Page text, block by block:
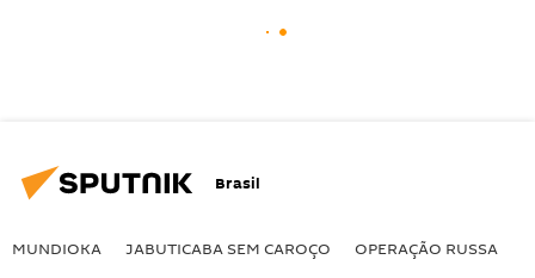
Brasil
MUNDIOKA JABUTICABA SEM CAROÇO OPERAÇÃO RUSSA